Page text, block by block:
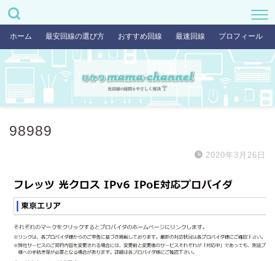
ホーム 最安回線の選び方 おすすめ回線 最速回線 プロフィール
98989
2020年3月26日